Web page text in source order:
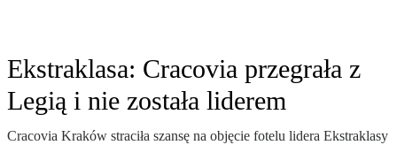
Ekstraklasa: Cracovia przegrała z
Legią i nie została liderem
Cracovia Kraków straciła szansę na objęcie fotelu lidera Ekstraklasy